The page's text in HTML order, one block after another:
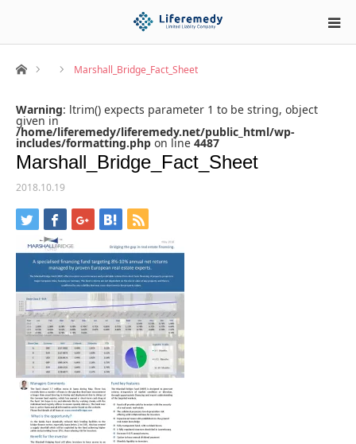
ホーム Marshall_Bridge_Fact_Sheet
Warning: ltrim() expects parameter 1 to be string, object
given in
/home/liferemedy/liferemedy.net/public_html/wp-
includes/formatting.php on line 4487
Marshall_Bridge_Fact_Sheet
2018.10.19